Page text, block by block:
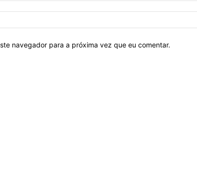
navegador para a próxima vez que eu comentar.